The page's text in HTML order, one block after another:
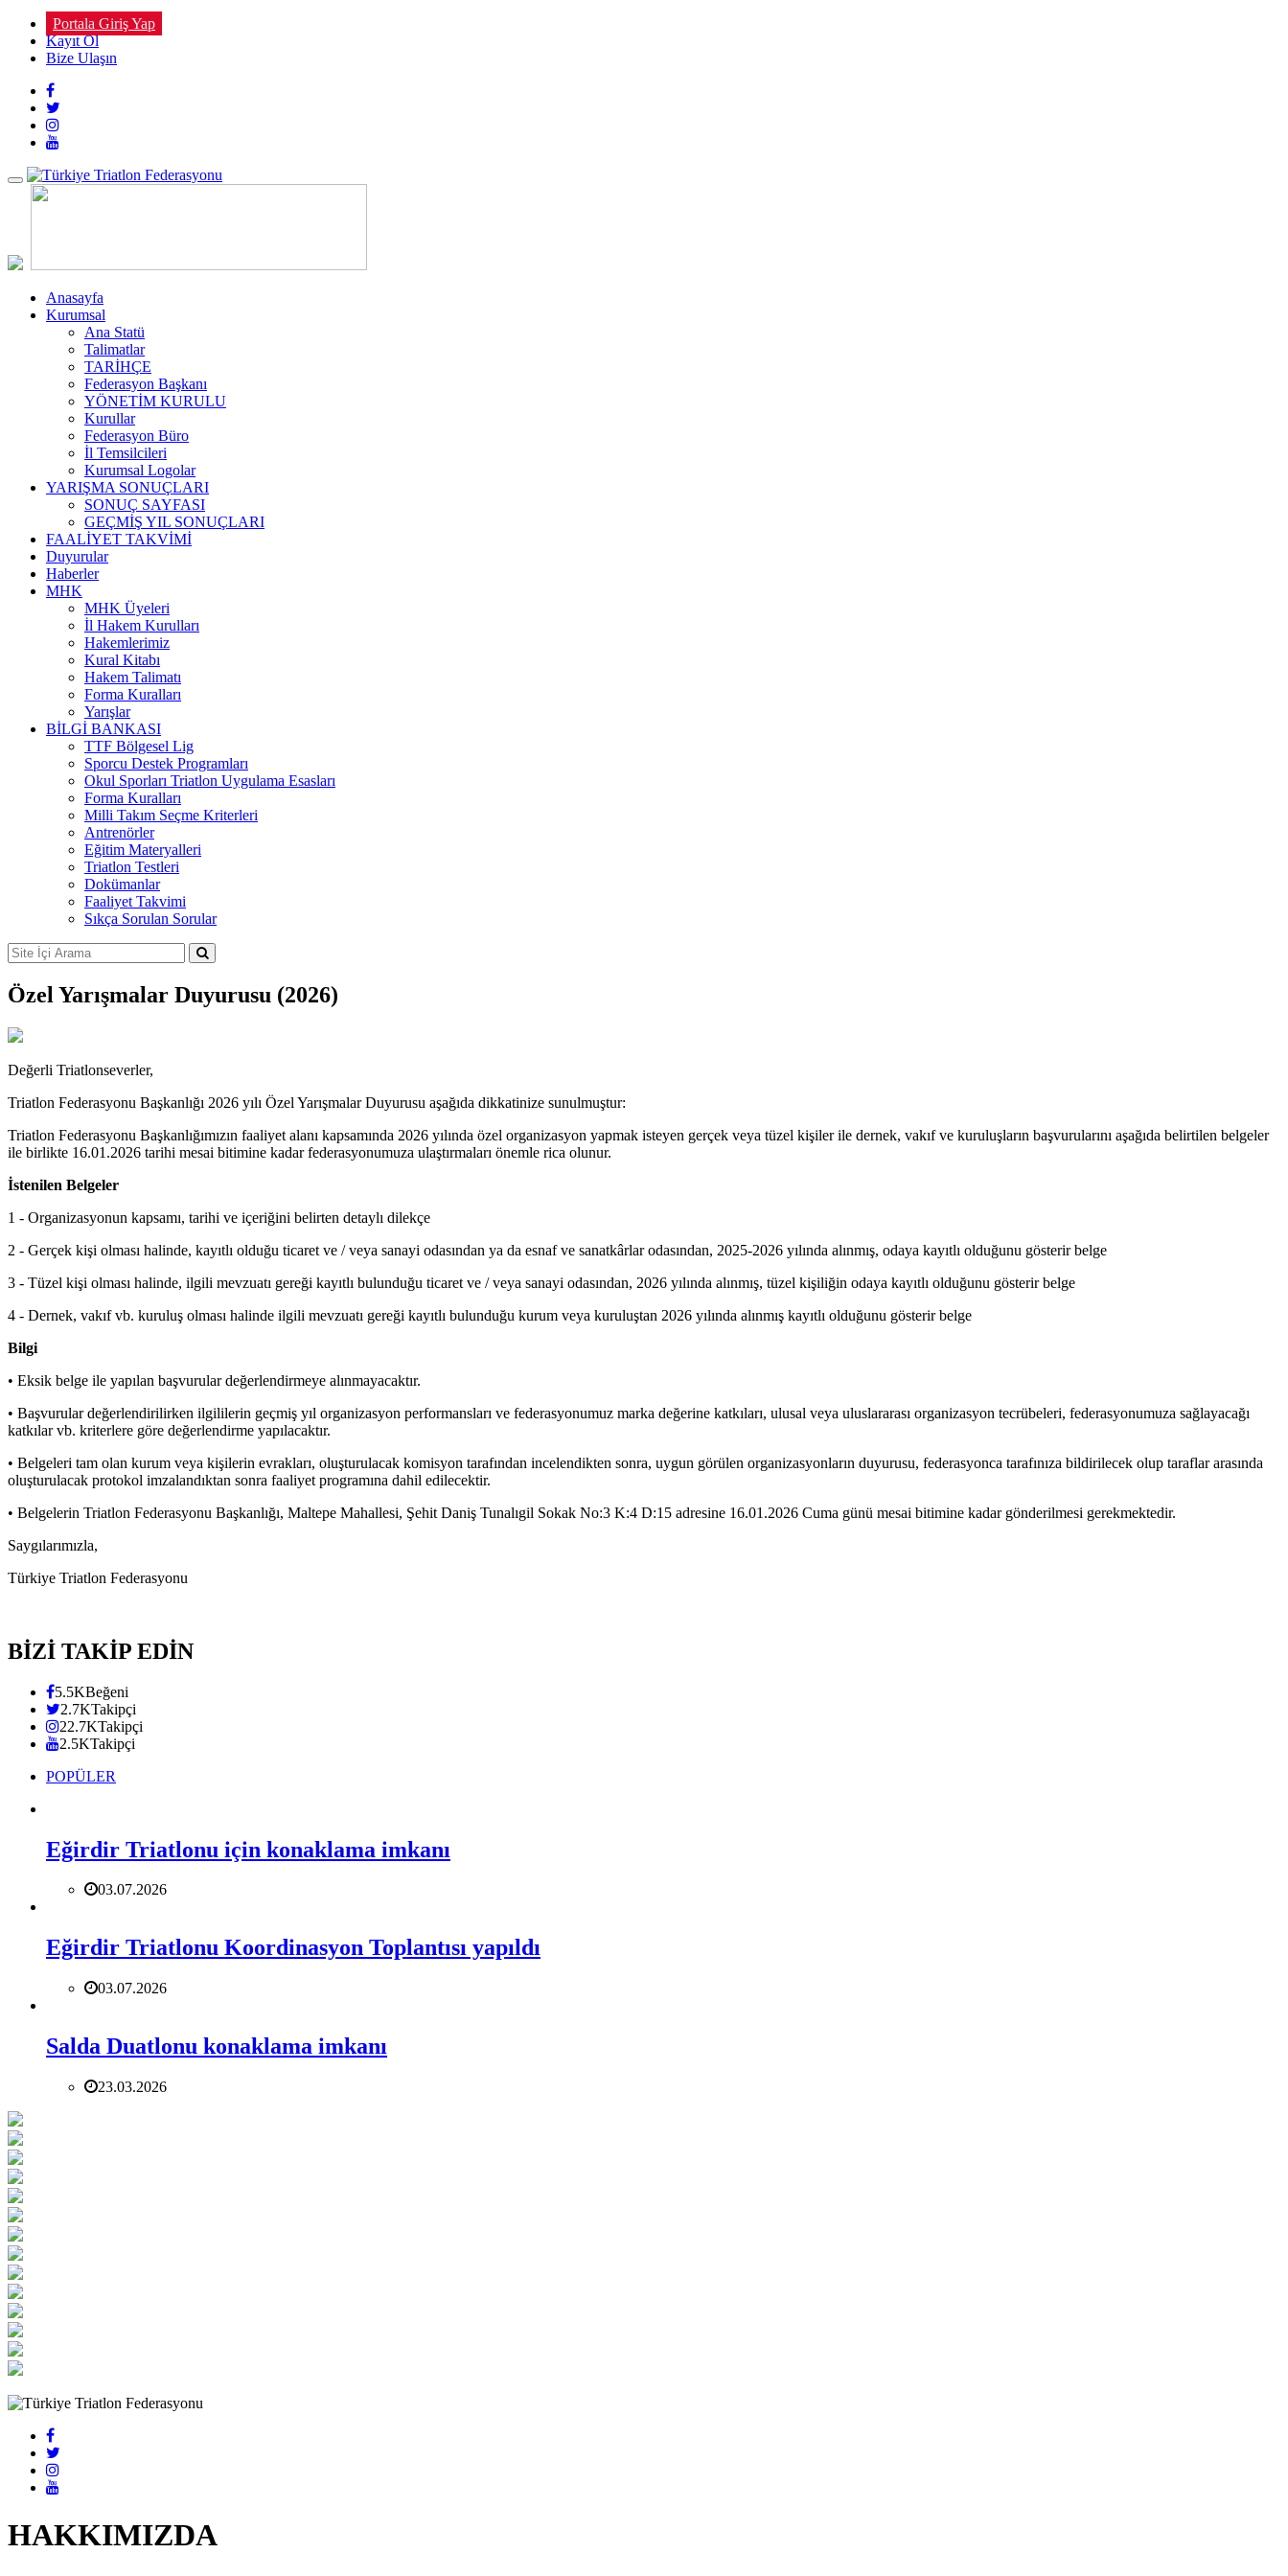
Portala Giriş Yap
Kayıt Ol
Bize Ulaşın
Toggle
navigation
Anasayfa
Kurumsal
Ana Statü
Talimatlar
TARİHÇE
Federasyon Başkanı
YÖNETİM KURULU
Kurullar
Federasyon Büro
İl Temsilcileri
Kurumsal Logolar
YARIŞMA SONUÇLARI
SONUÇ SAYFASI
GEÇMİŞ YIL SONUÇLARI
FAALİYET TAKVİMİ
Duyurular
Haberler
MHK
MHK Üyeleri
İl Hakem Kurulları
Hakemlerimiz
Kural Kitabı
Hakem Talimatı
Forma Kuralları
Yarışlar
BİLGİ BANKASI
TTF Bölgesel Lig
Sporcu Destek Programları
Okul Sporları Triatlon Uygulama Esasları
Forma Kuralları
Milli Takım Seçme Kriterleri
Antrenörler
Eğitim Materyalleri
Triatlon Testleri
Dokümanlar
Faaliyet Takvimi
Sıkça Sorulan Sorular
Özel Yarışmalar Duyurusu (2026)
Değerli Triatlonseverler,
Triatlon Federasyonu Başkanlığı 2026 yılı Özel Yarışmalar Duyurusu aşağıda dikkatinize sunulmuştur:
Triatlon Federasyonu Başkanlığımızın faaliyet alanı kapsamında 2026 yılında özel organizasyon yapmak isteyen gerçek veya tüzel kişiler ile dernek, vakıf ve kuruluşların başvurularını aşağıda belirtilen belgeler
ile birlikte 16.01.2026 tarihi mesai bitimine kadar federasyonumuza ulaştırmaları önemle rica olunur.
İstenilen Belgeler
1 - Organizasyonun kapsamı, tarihi ve içeriğini belirten detaylı dilekçe
2 - Gerçek kişi olması halinde, kayıtlı olduğu ticaret ve / veya sanayi odasından ya da esnaf ve sanatkârlar odasından, 2025-2026 yılında alınmış, odaya kayıtlı olduğunu gösterir belge
3 - Tüzel kişi olması halinde, ilgili mevzuatı gereği kayıtlı bulunduğu ticaret ve / veya sanayi odasından, 2026 yılında alınmış, tüzel kişiliğin odaya kayıtlı olduğunu gösterir belge
4 - Dernek, vakıf vb. kuruluş olması halinde ilgili mevzuatı gereği kayıtlı bulunduğu kurum veya kuruluştan 2026 yılında alınmış kayıtlı olduğunu gösterir belge
Bilgi
•⁠ ⁠Eksik belge ile yapılan başvurular değerlendirmeye alınmayacaktır.
•⁠ ⁠Başvurular değerlendirilirken ilgililerin geçmiş yıl organizasyon performansları ve federasyonumuz marka değerine katkıları, ulusal veya uluslararası organizasyon tecrübeleri, federasyonumuza sağlayacağı
katkılar vb. kriterlere göre değerlendirme yapılacaktır.
•⁠ ⁠Belgeleri tam olan kurum veya kişilerin evrakları, oluşturulacak komisyon tarafından incelendikten sonra, uygun görülen organizasyonların duyurusu, federasyonca tarafınıza bildirilecek olup taraflar arasında
oluşturulacak protokol imzalandıktan sonra faaliyet programına dahil edilecektir.
•⁠ ⁠Belgelerin Triatlon Federasyonu Başkanlığı, Maltepe Mahallesi, Şehit Daniş Tunalıgil Sokak No:3 K:4 D:15 adresine 16.01.2026 Cuma günü mesai bitimine kadar gönderilmesi gerekmektedir.
Saygılarımızla,
Türkiye Triatlon Federasyonu
BİZİ TAKİP EDİN
5.5KBeğeni
2.7KTakipçi
22.7KTakipçi
2.5KTakipçi
POPÜLER
Eğirdir Triatlonu için konaklama imkanı
03.07.2026
Eğirdir Triatlonu Koordinasyon Toplantısı yapıldı
03.07.2026
Salda Duatlonu konaklama imkanı
23.03.2026
HAKKIMIZDA